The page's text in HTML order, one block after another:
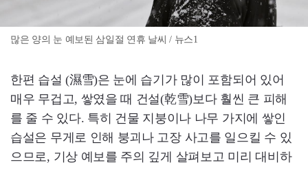
많은 양의 눈 예보된 삼일절 연휴 날씨 / 뉴스1
한편 습설 (濕雪)은 눈에 습기가 많이 포함되어 있어
매우 무겁고, 쌓였을 때 건설(乾雪)보다 훨씬 큰 피해
를 줄 수 있다. 특히 건물 지붕이나 나무 가지에 쌓인
습설은 무게로 인해 붕괴나 고장 사고를 일으킬 수 있
으므로, 기상 예보를 주의 깊게 살펴보고 미리 대비하